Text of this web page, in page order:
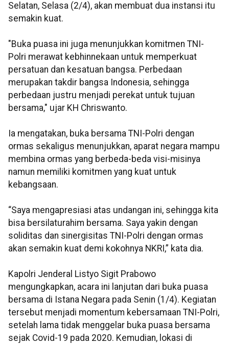
Selatan, Selasa (2/4), akan membuat dua instansi itu
semakin kuat.
"Buka puasa ini juga menunjukkan komitmen TNI-
Polri merawat kebhinnekaan untuk memperkuat
persatuan dan kesatuan bangsa. Perbedaan
merupakan takdir bangsa Indonesia, sehingga
perbedaan justru menjadi perekat untuk tujuan
bersama," ujar KH Chriswanto.
Ia mengatakan, buka bersama TNI-Polri dengan
ormas sekaligus menunjukkan, aparat negara mampu
membina ormas yang berbeda-beda visi-misinya
namun memiliki komitmen yang kuat untuk
kebangsaan.
“Saya mengapresiasi atas undangan ini, sehingga kita
bisa bersilaturahim bersama. Saya yakin dengan
soliditas dan sinergisitas TNI-Polri dengan ormas
akan semakin kuat demi kokohnya NKRI,” kata dia.
Kapolri Jenderal Listyo Sigit Prabowo
mengungkapkan, acara ini lanjutan dari buka puasa
bersama di Istana Negara pada Senin (1/4). Kegiatan
tersebut menjadi momentum kebersamaan TNI-Polri,
setelah lama tidak menggelar buka puasa bersama
sejak Covid-19 pada 2020. Kemudian, lokasi di